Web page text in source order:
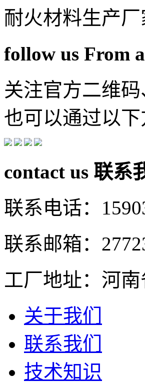
耐火材料生产厂
follow us From
关注官方二维
也可以通过以
contact us 联系
联系电话：
联系邮箱：
工厂地址：河
关于我们
联系我们
技术知识